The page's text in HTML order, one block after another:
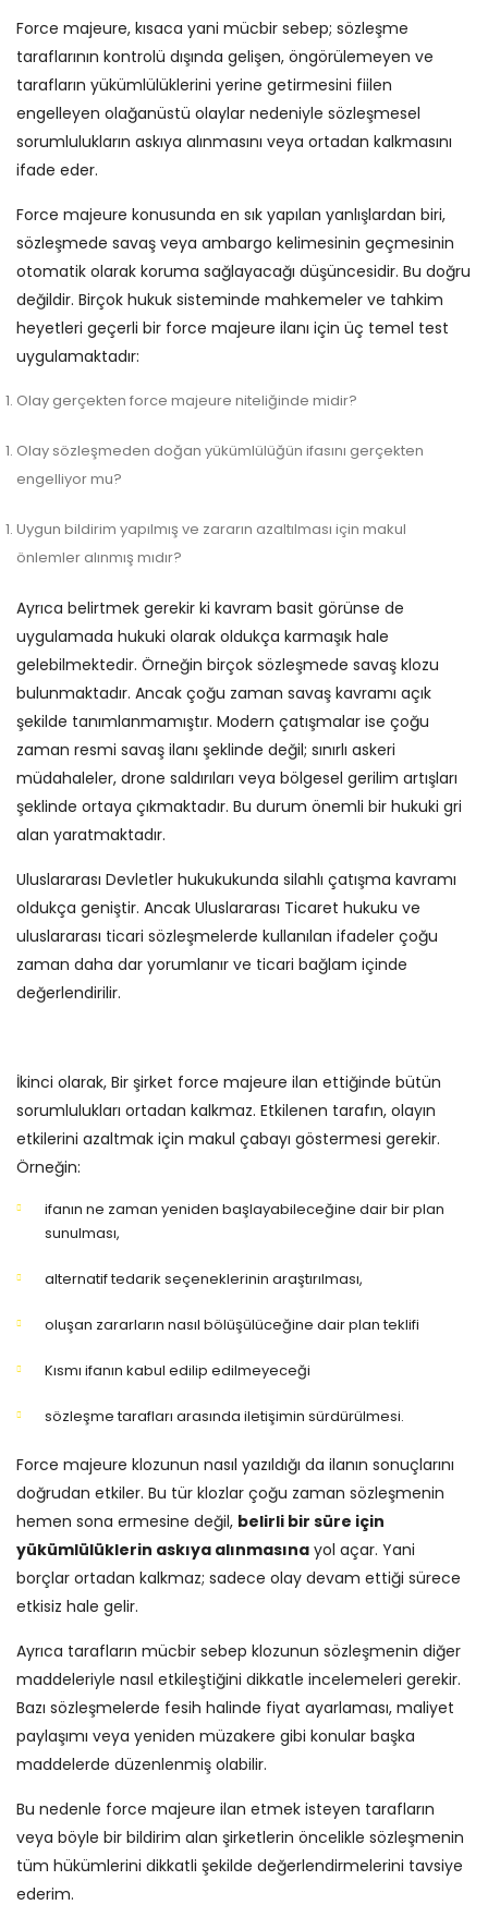
Force majeure, kısaca yani mücbir sebep; sözleşme
taraflarının kontrolü dışında gelişen, öngörülemeyen ve
tarafların yükümlülüklerini yerine getirmesini fiilen
engelleyen olağanüstü olaylar nedeniyle sözleşmesel
sorumlulukların askıya alınmasını veya ortadan kalkmasını
ifade eder.
Force majeure konusunda en sık yapılan yanlışlardan biri,
sözleşmede savaş veya ambargo kelimesinin geçmesinin
otomatik olarak koruma sağlayacağı düşüncesidir. Bu doğru
değildir. Birçok hukuk sisteminde mahkemeler ve tahkim
heyetleri geçerli bir force majeure ilanı için üç temel test
uygulamaktadır:
Olay gerçekten force majeure niteliğinde midir?
Olay sözleşmeden doğan yükümlülüğün ifasını gerçekten
engelliyor mu?
Uygun bildirim yapılmış ve zararın azaltılması için makul
önlemler alınmış mıdır?
Ayrıca belirtmek gerekir ki kavram basit görünse de
uygulamada hukuki olarak oldukça karmaşık hale
gelebilmektedir. Örneğin birçok sözleşmede savaş klozu
bulunmaktadır. Ancak çoğu zaman savaş kavramı açık
şekilde tanımlanmamıştır. Modern çatışmalar ise çoğu
zaman resmi savaş ilanı şeklinde değil; sınırlı askeri
müdahaleler, drone saldırıları veya bölgesel gerilim artışları
şeklinde ortaya çıkmaktadır. Bu durum önemli bir hukuki gri
alan yaratmaktadır.
Uluslararası Devletler hukukukunda silahlı çatışma kavramı
oldukça geniştir. Ancak Uluslararası Ticaret hukuku ve
uluslararası ticari sözleşmelerde kullanılan ifadeler çoğu
zaman daha dar yorumlanır ve ticari bağlam içinde
değerlendirilir.
İkinci olarak, Bir şirket force majeure ilan ettiğinde bütün
sorumlulukları ortadan kalkmaz. Etkilenen tarafın, olayın
etkilerini azaltmak için makul çabayı göstermesi gerekir.
Örneğin:
ifanın ne zaman yeniden başlayabileceğine dair bir plan
sunulması,
alternatif tedarik seçeneklerinin araştırılması,
oluşan zararların nasıl bölüşülüceğine dair plan teklifi
Kısmı ifanın kabul edilip edilmeyeceği
sözleşme tarafları arasında iletişimin sürdürülmesi.
Force majeure klozunun nasıl yazıldığı da ilanın sonuçlarını
doğrudan etkiler. Bu tür klozlar çoğu zaman sözleşmenin
hemen sona ermesine değil, belirli bir süre için
yükümlülüklerin askıya alınmasına yol açar. Yani
borçlar ortadan kalkmaz; sadece olay devam ettiği sürece
etkisiz hale gelir.
Ayrıca tarafların mücbir sebep klozunun sözleşmenin diğer
maddeleriyle nasıl etkileştiğini dikkatle incelemeleri gerekir.
Bazı sözleşmelerde fesih halinde fiyat ayarlaması, maliyet
paylaşımı veya yeniden müzakere gibi konular başka
maddelerde düzenlenmiş olabilir.
Bu nedenle force majeure ilan etmek isteyen tarafların
veya böyle bir bildirim alan şirketlerin öncelikle sözleşmenin
tüm hükümlerini dikkatli şekilde değerlendirmelerini tavsiye
ederim.